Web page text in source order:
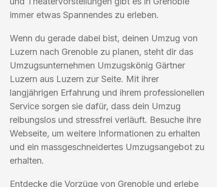
immer etwas Spannendes zu erleben.
Wenn du gerade dabei bist, deinen Umzug von
Luzern nach Grenoble zu planen, steht dir das
Umzugsunternehmen Umzugskönig Gärtner
Luzern aus Luzern zur Seite. Mit ihrer
langjährigen Erfahrung und ihrem professionellen
Service sorgen sie dafür, dass dein Umzug
reibungslos und stressfrei verläuft. Besuche ihre
Webseite, um weitere Informationen zu erhalten
und ein massgeschneidertes Umzugsangebot zu
erhalten.
Entdecke die Vorzüge von Grenoble und erlebe